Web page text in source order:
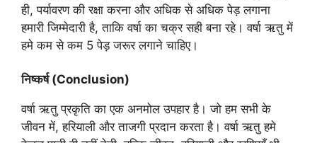
ही, पर्यावरण की रक्षा करना और अधिक से अधिक पेड़ लगाना
हमारी जिम्मेदारी है, ताकि वर्षा का चक्र सही बना रहे। वर्षा ऋतु में
हमे कम से कम 5 पेड़ जरूर लगाने चाहिए।
निष्कर्ष (Conclusion)
वर्षा ऋतु प्रकृति का एक अनमोल उपहार है। जो हम सभी के
जीवन में, हरियाली और ताजगी प्रदान करता है। वर्षा ऋतु हमे